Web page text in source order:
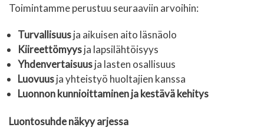
Toimintamme perustuu seuraaviin arvoihin:
Turvallisuusja aikuisen aito läsnäolo
Kiireettömyysja lapsilähtöisyys
Yhdenvertaisuusja lasten osallisuus
Luovuusja yhteistyö huoltajien kanssa
Luonnon kunnioittaminen ja kestävä kehitys
Luontosuhde näkyy arjessa